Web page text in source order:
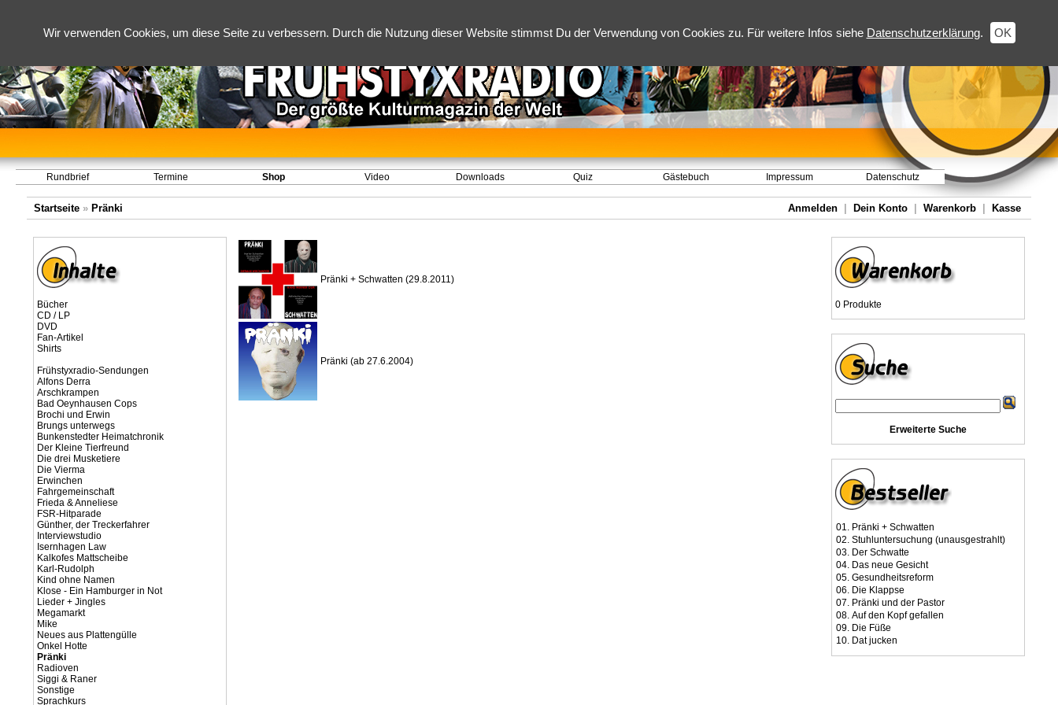
Wir verwenden Cookies, um diese Seite zu verbessern. Durch die Nutzung dieser Website stimmst Du der Verwendung von Cookies zu. Für weitere Infos siehe Datenschutzerklärung. OK
Rundbrief Termine Shop Video Downloads Quiz Gästebuch Impressum Datenschutz
Startseite » Pränki Anmelden Dein Konto Warenkorb Kasse
Bücher
CD / LP
DVD
Fan-Artikel
Shirts
Frühstyxradio-Sendungen
Alfons Derra
Arschkrampen
Bad Oeynhausen Cops
Brochi und Erwin
Brungs unterwegs
Bunkenstedter Heimatchronik
Der Kleine Tierfreund
Die drei Musketiere
Die Vierma
Erwinchen
Fahrgemeinschaft
Frieda & Anneliese
FSR-Hitparade
Günther, der Treckerfahrer
Interviewstudio
Isernhagen Law
Kalkofes Mattscheibe
Karl-Rudolph
Kind ohne Namen
Klose - Ein Hamburger in Not
Lieder + Jingles
Megamarkt
Mike
Neues aus Plattengülle
Onkel Hotte
Pränki
Radioven
Siggi & Raner
Sonstige
Sprachkurs
Pränki + Schwatten (29.8.2011)
Pränki (ab 27.6.2004)
0 Produkte
Erweiterte Suche
01. Pränki + Schwatten
02. Stuhluntersuchung (unausgestrahlt)
03. Der Schwatte
04. Das neue Gesicht
05. Gesundheitsreform
06. Die Klappse
07. Pränki und der Pastor
08. Auf den Kopf gefallen
09. Die Füße
10. Dat jucken